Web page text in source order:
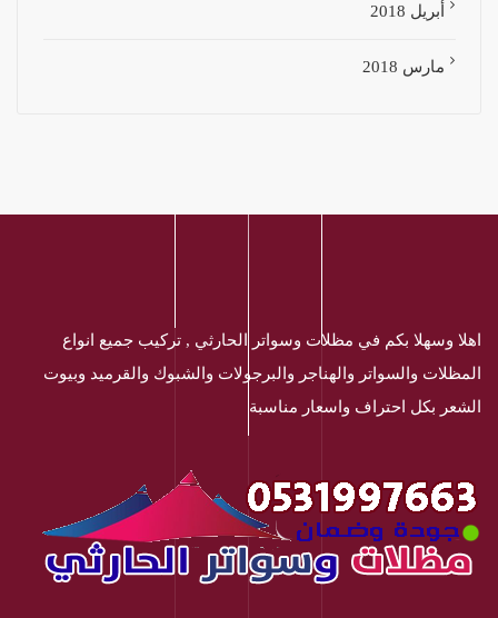
أبريل 2018
مارس 2018
اهلا وسهلا بكم في مظلات وسواتر الحارثي , تركيب جميع انواع
المظلات والسواتر والهناجر والبرجولات والشبوك والقرميد وبيوت
الشعر بكل احتراف واسعار مناسبة